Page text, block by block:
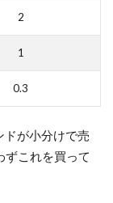
2
1
0.3
が小分けで売
ずこれを買って